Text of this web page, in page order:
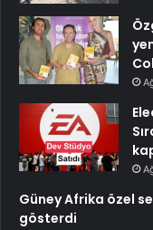
Güney Afrika özel
gösterdi